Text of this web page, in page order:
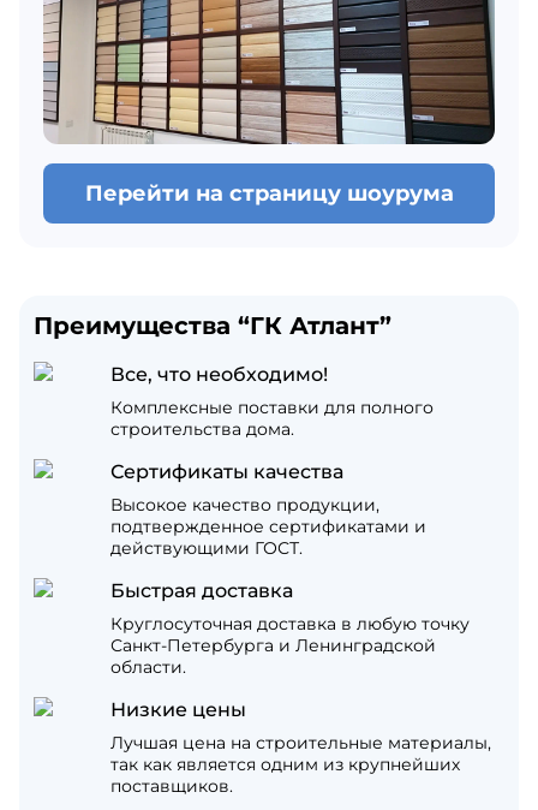
Перейти на страницу шоурума
Преимущества “ГК Атлант”
Все, что необходимо!
Комплексные поставки для полного
строительства дома.
Сертификаты качества
Высокое качество продукции,
подтвержденное сертификатами и
действующими ГОСТ.
Быстрая доставка
Круглосуточная доставка в любую точку
Санкт-Петербурга и Ленинградской
области.
Низкие цены
Лучшая цена на строительные материалы,
так как является одним из крупнейших
поставщиков.